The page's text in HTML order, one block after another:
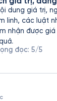
dung giá trị,
linh, các luật
nhận được
đọc: 5/5